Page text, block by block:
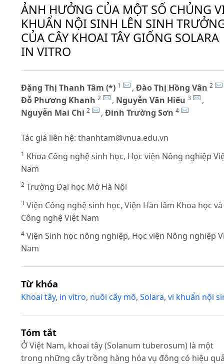
ẢNH HƯỞNG CỦA MỘT SỐ CHỦNG
KHUẨN NỘI SINH LÊN SINH
CỦA CÂY KHOAI TÂY GIỐNG SOLARA
IN VITRO
Đặng Thị Thanh Tâm (*) 1 , Đào Thị Hồng Vân 2
Đỗ Phương Khanh 2 , Nguyễn Văn Hiếu 3
,
Nguyễn Mai Chi 2 , Đinh Trường Sơn 4
Tác giả liên hệ: thanhtam@vnua.edu.vn
1 Khoa Công nghệ sinh học, Học viện Nông nghiệp
Nam
2 Trường Đại học Mở Hà Nội
3 Viện Công nghệ sinh học, Viện Hàn lâm Khoa học và
Công nghệ Việt Nam
4 Viện Sinh học nông nghiệp, Học viện Nông nghiệp
Nam
Từ khóa
Khoai tây, in vitro, nuôi cấy mô, Solara, vi khuẩn nội
Tóm tắt
Ở Việt Nam, khoai tây (Solanum tuberosum) là một
trong những cây trồng hàng hóa vụ đông có hiệu